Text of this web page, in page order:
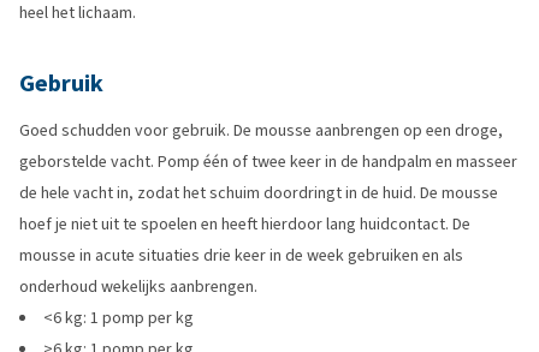
heel het lichaam.
Gebruik
Goed schudden voor gebruik. De mousse aanbrengen op een droge,
geborstelde vacht. Pomp één of twee keer in de handpalm en masseer
de hele vacht in, zodat het schuim doordringt in de huid. De mousse
hoef je niet uit te spoelen en heeft hierdoor lang huidcontact. De
mousse in acute situaties drie keer in de week gebruiken en als
onderhoud wekelijks aanbrengen.
<6 kg: 1 pomp per kg